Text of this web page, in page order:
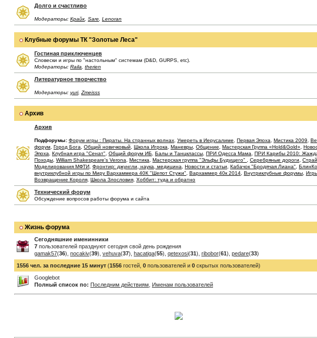
Долго и счастливо
Модераторы: Крайк Sare Lenoran
Клубные форумы ТК "Золотые Леса"
Гостиная приключенцев
Словески и игры по "настольным" системам (D&D, GURPS, etc).
Модераторы: Raila therien
Литературное творчество
Модераторы: yuri, Zmeisss
Архив
Архив
Подфорумы: Форум игры : Пираты. На странных волнах Умереть в Иерусалиме Первая Эпоха Мистика 2009
форум Город Бога Общий новичковый Школа Игрока Маневры Общение Мастерская Группа «Hold&Gold»
Эпоха
Клубная игра "Сенат" Общий форум ИБ Балы и Танцклассы ПРИ Одесса Мама ПРИ Карибы 2010:
Походы William Shakespeare's Verona Мистика Мастерская группа "Эльфы Будущего" Серебряные дороги
Моделирования МФТИ Фронтир: джунгли, наука, медицина Новости и статьи Кабачок "Бродячая Лиана"
внутриклубной игры по Миру Вархаммера 40К "Шепот Стужи" Вархаммер 40к 2014 Внутриклубные форумы
Возвращение Короля Школа Злословия Хоббит: туда и обратно
Технический форум
Обсуждение вопросов работы форума и сайта
Жизнь форума
Сегодняшние именинники
7 пользователей празднуют сегодня свой день рождения
gamak57(36), nocakiv(39), vehuva(37), hacatiga(55), qetexosi(31), ribobor(61), pedare(33)
1556 чел. за последние 15 минут (1556 гостей, 0 пользователей и 0 скрытых пользователей)
Googlebot
Полный список по: Последним действиям Именам пользователей